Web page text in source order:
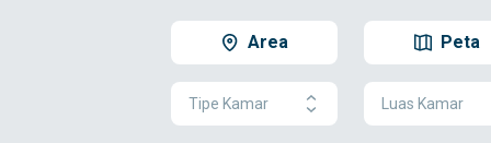
Area Peta
Tipe Kamar Luas Kamar